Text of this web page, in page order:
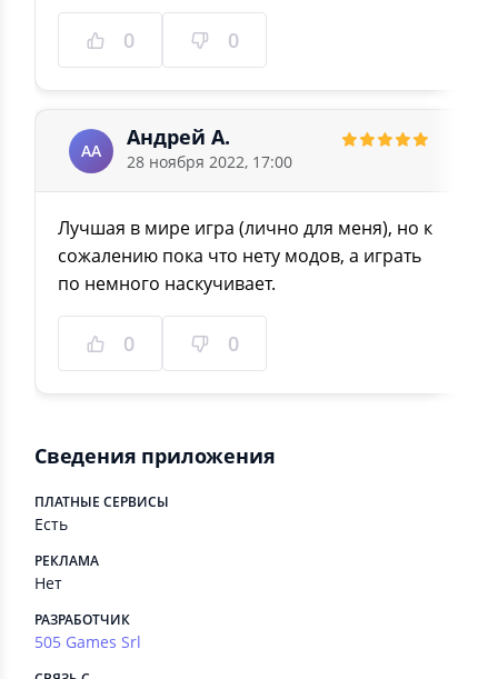
0 0
АА
Андрей А.
28 ноября 2022, 17:00
Лучшая в мире игра (лично для меня), но к
сожалению пока что нету модов, а играть
по немного наскучивает.
0 0
Сведения приложения
ПЛАТНЫЕ СЕРВИСЫ
Есть
РЕКЛАМА
Нет
РАЗРАБОТЧИК
505 Games Srl